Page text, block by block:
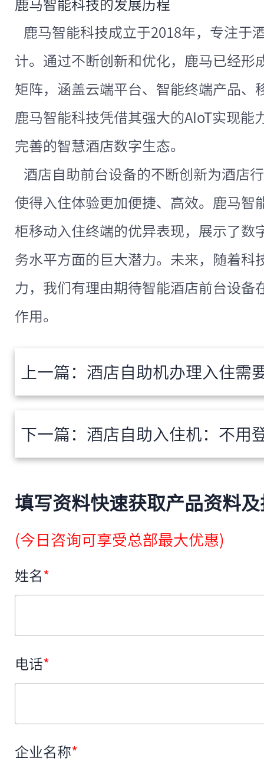
鹿马智能科技的发展历程
鹿马智能科技成立于2018年，专注于
计。通过不断创新和优化，鹿马已经形
矩阵，涵盖云端平台、智能终端产品、
鹿马智能科技凭借其强大的AIoT实现能
完善的智慧酒店数字生态。
酒店自助前台设备的不断创新为酒店
使得入住体验更加便捷、高效。鹿马智
柜移动入住终端的优异表现，展示了数
务水平方面的巨大潜力。未来，随着科
力，我们有理由期待智能酒店前台设备
作用。
上一篇： 酒店自助机办理入住需要多久
下一篇： 酒店自助入住机：不用
填写资料快速获取产品资料
(今日咨询可享受总部最大优惠)
姓名*
电话*
企业名称*